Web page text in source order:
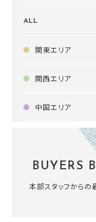
ALL
関東エリア
関西エリア
中国エリア
BUYERS
本部スタッフからの